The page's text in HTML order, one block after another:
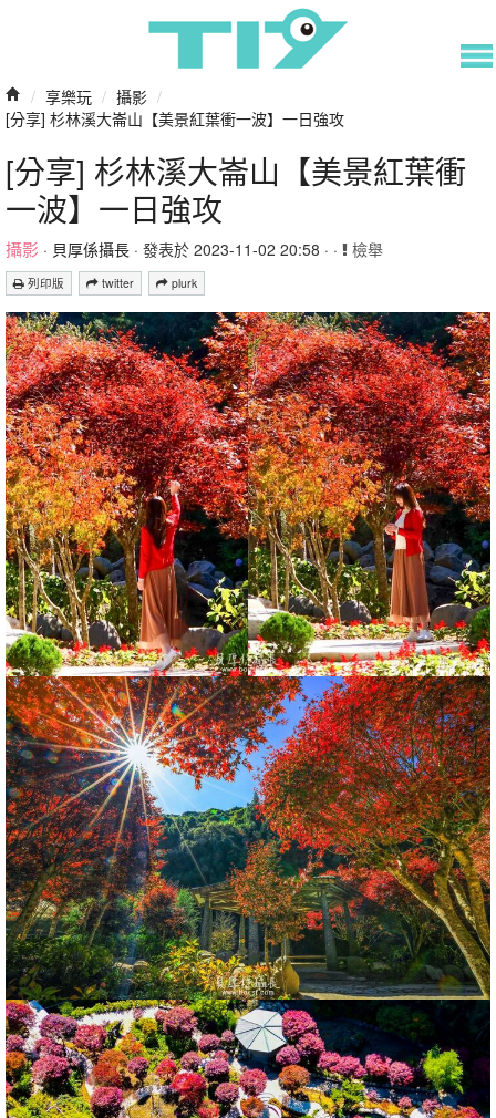
/ 享樂玩 / 攝影 /
[分享] 杉林溪大崙山【美景紅葉衝一波】一日強攻
[分享] 杉林溪大崙山【美景紅葉衝
一波】一日強攻
攝影 · 貝厚係攝長 · 發表於 2023-11-02 20:58 · · 檢舉
列印版 twitter plurk